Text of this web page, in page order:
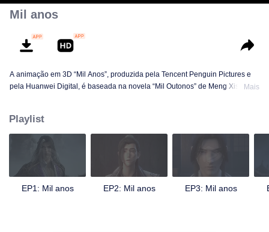
Mil anos
A animação em 3D “Mil Anos”, produzida pela Tencent Penguin Pictures e
pela Huanwei Digital, é baseada na novela “Mil Outonos” de Meng Xishi. O
protagonista é capaz de ver atrás da situação geral e cultivar um coração de
espadachim.
Mais
Playlist
EP1: Mil anos EP2: Mil anos EP3: Mil anos